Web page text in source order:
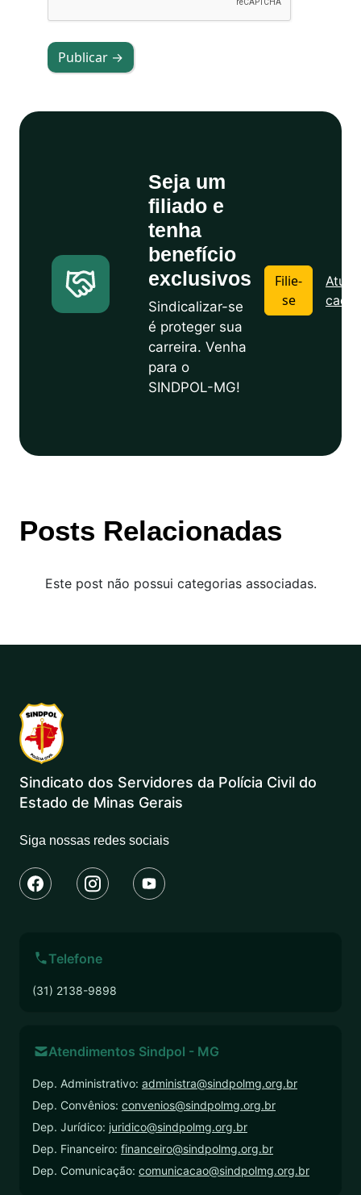
Publicar →
Seja um
filiado e
tenha
benefício
exclusivos
Sindicalizar-se
é proteger sua
carreira. Venha
para o
SINDPOL-MG!
Filie-
se
Posts Relacionadas
Este post não possui categorias associadas.
Sindicato dos Servidores da Polícia Civil do
Estado de Minas Gerais
Siga nossas redes sociais
Telefone
(31) 2138-9898
Atendimentos Sindpol - MG
Dep. Administrativo: administra@sindpolmg.org.br
Dep. Convênios: convenios@sindpolmg.org.br
Dep. Jurídico: juridico@sindpolmg.org.br
Dep. Financeiro: financeiro@sindpolmg.org.br
Dep. Comunicação: comunicacao@sindpolmg.org.br